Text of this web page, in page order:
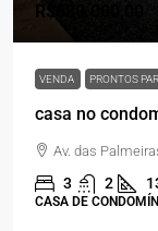
R$680.000,00
VENDA PRONTOS
casa no
Av. das
3 2
CASA DE